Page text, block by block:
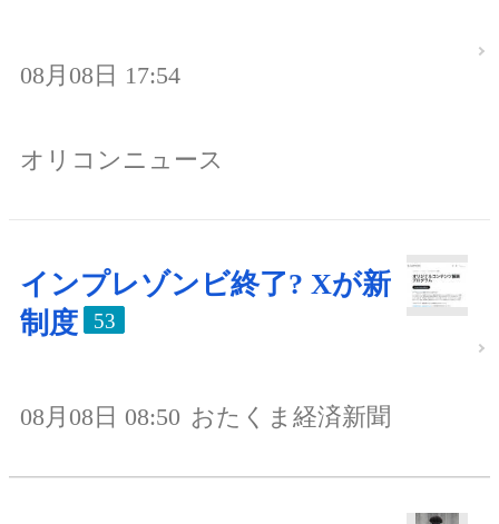
08月08日 17:54
オリコンニュース
インプレゾンビ終了? Xが新
制度
53
08月08日 08:50 おたくま経済新聞